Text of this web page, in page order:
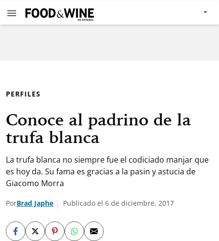
PERFILES
Conoce al padrino de la
trufa blanca
La trufa blanca no siempre fue el codiciado manjar que
es hoy da. Su fama es gracias a la pasin y astucia de
Giacomo Morra
PorBrad Japhe Publicado el 6 de diciembre, 2017